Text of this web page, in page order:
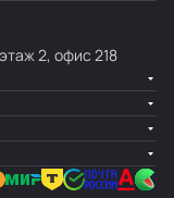
2, офис 218